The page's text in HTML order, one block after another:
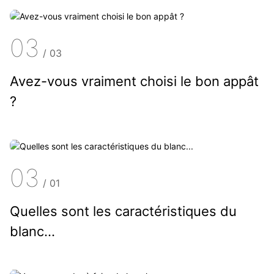
03 / 03
Avez-vous vraiment choisi le bon appât
?
03 / 01
Quelles sont les caractéristiques du
blanc...